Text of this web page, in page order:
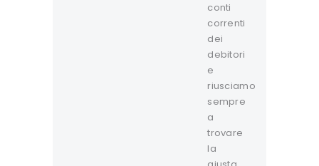
conti
correnti
dei
debitori
e
riusciamo
sempre
a
trovare
la